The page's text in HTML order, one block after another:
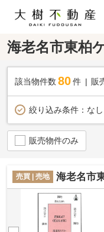
海老名市東柏
該当物件数 80件 販
絞り込み条件： なし
販売物件のみ
売買 | 売地 海老名市東柏ケ